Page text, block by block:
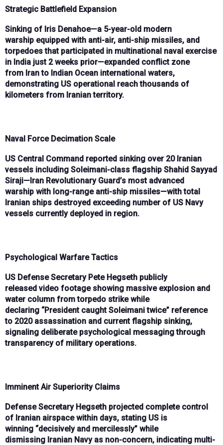
Strategic Battlefield Expansion
Sinking of Iris Denahoe—a 5-year-old modern
warship equipped with anti-air, anti-ship missiles, and
torpedoesthat participated in multinational naval exercise
in India just 2 weeks prior—expanded conflict zone
from Iran to Indian Ocean international waters,
demonstrating US operational reach thousands of
kilometers from Iranian territory.
Naval Force Decimation Scale
US Central Command reported sinking over 20 Iranian
vessels including Soleimani-class flagship Shahid Sayyad
Siraji—Iran Revolutionary Guard’s most advanced
warship with long-range anti-ship missiles—with total
Iranian ships destroyed exceeding number of US Navy
vessels currently deployed in region.
Psychological Warfare Tactics
US Defense Secretary Pete Hegseth publicly
released video footage showing massive explosion and
water column from torpedo strike while
declaring “President caught Soleimani twice” reference
to 2020 assassination and current flagship sinking,
signaling deliberate psychological messagingthrough
transparency of military operations.
Imminent Air Superiority Claims
Defense Secretary Hegseth projected complete control
of Iranian airspace within days, stating US is
winning “decisively and mercilessly” while
dismissing Iranian Navy as non-concern, indicating multi-